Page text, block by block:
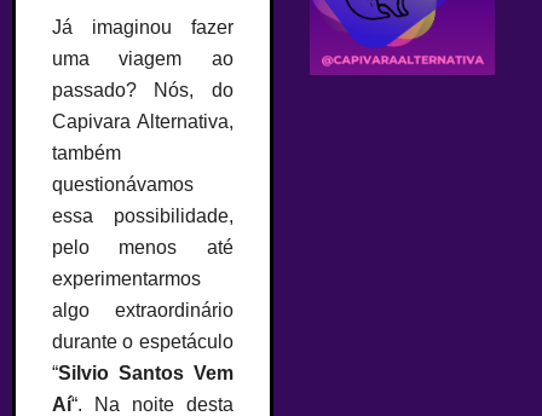
Já imaginou fazer
uma viagem ao
passado? Nós, do
Capivara Alternativa,
também
questionávamos
essa possibilidade,
pelo menos até
experimentarmos
algo extraordinário
durante o espetáculo
“Silvio Santos Vem
Aí“. Na noite desta